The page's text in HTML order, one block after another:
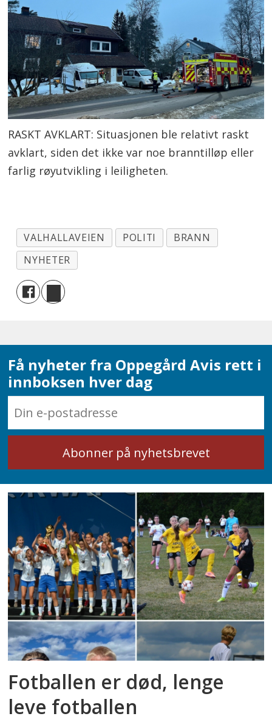
RASKT AVKLART: Situasjonen ble relativt raskt
avklart, siden det ikke var noe branntilløp eller
farlig røyutvikling i leiligheten.
VALHALLAVEIEN POLITI
BRANN
NYHETER
Få nyheter fra Oppegård Avis rett i
innboksen hver dag
Fotballen er død, lenge
leve fotballen